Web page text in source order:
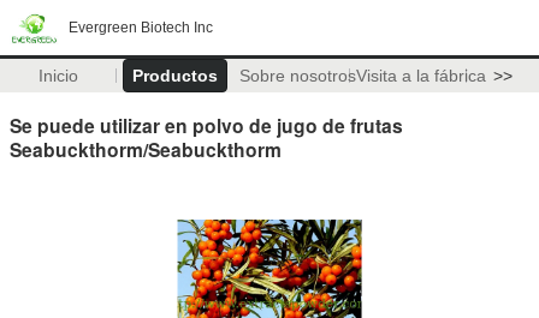
Evergreen Biotech Inc
Inicio Productos Sobre nosotrosVisita a la fábrica >>
Se puede utilizar en polvo de jugo de frutas
Seabuckthorm/Seabuckthorm